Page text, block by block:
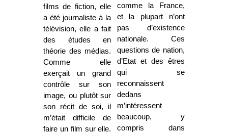
films de fiction, elle
a été journaliste à la
télévision, elle a fait
des études en
théorie des médias.
Comme elle
exerçait un grand
contrôle sur son
image, ou plutôt sur
son récit de soi, il
m’était difficile de
faire un film sur elle.
comme la France,
et la plupart n’ont
pas d’existence
nationale. Ces
questions de nation,
d’Etat et des êtres
qui se
reconnaissent
dedans
m’intéressent
beaucoup, y
compris dans